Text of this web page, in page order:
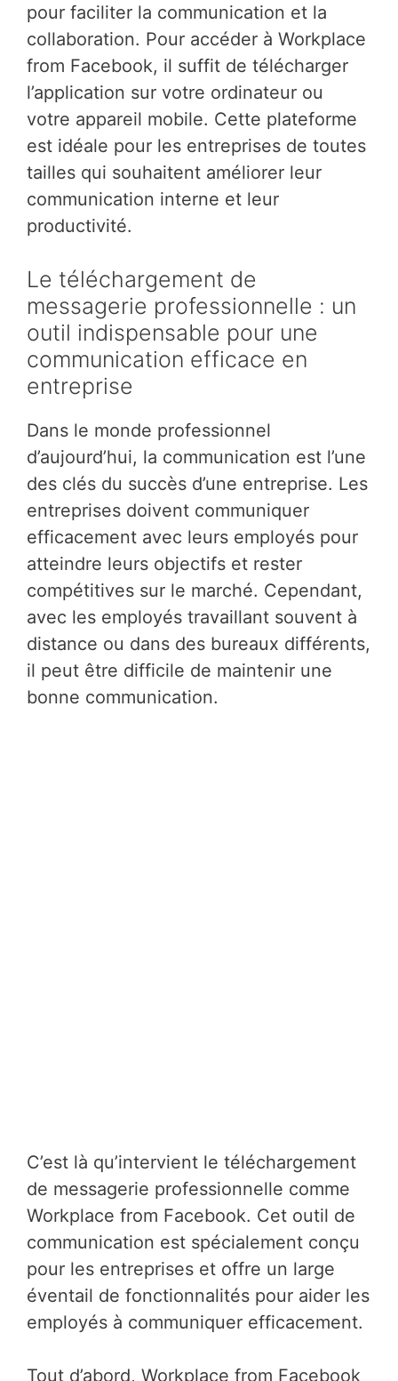
pour faciliter la communication et la
collaboration. Pour accéder à Workplace
from Facebook, il suffit de télécharger
l’application sur votre ordinateur ou
votre appareil mobile. Cette plateforme
est idéale pour les entreprises de toutes
tailles qui souhaitent améliorer leur
communication interne et leur
productivité.
Le téléchargement de
messagerie professionnelle : un
outil indispensable pour une
communication efficace en
entreprise
Dans le monde professionnel
d’aujourd’hui, la communication est l’une
des clés du succès d’une entreprise. Les
entreprises doivent communiquer
efficacement avec leurs employés pour
atteindre leurs objectifs et rester
compétitives sur le marché. Cependant,
avec les employés travaillant souvent à
distance ou dans des bureaux différents,
il peut être difficile de maintenir une
bonne communication.
C’est là qu’intervient le téléchargement
de messagerie professionnelle comme
Workplace from Facebook. Cet outil de
communication est spécialement conçu
pour les entreprises et offre un large
éventail de fonctionnalités pour aider les
employés à communiquer efficacement.
Tout d’abord, Workplace from Facebook